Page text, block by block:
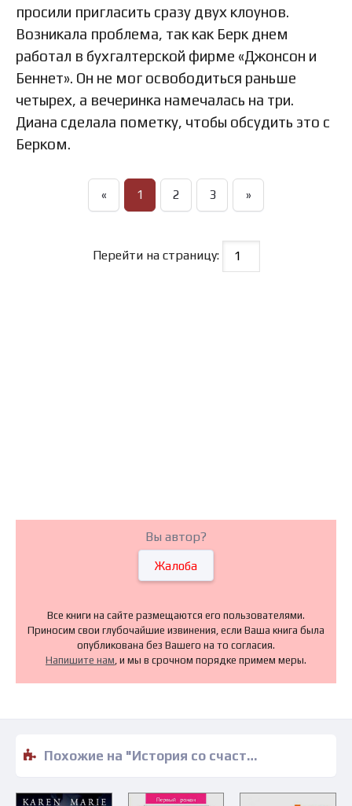
просили пригласить сразу двух клоунов.
Возникала проблема, так как Берк днем
работал в бухгалтерской фирме «Джонсон и
Беннет». Он не мог освободиться раньше
четырех, а вечеринка намечалась на три.
Диана сделала пометку, чтобы обсудить это с
Берком.
« 1 2 3 »
Перейти на страницу:
Вы автор?
Жалоба
Все книги на сайте размещаются его пользователями.
Приносим свои глубочайшие извинения, если Ваша книга была
опубликована без Вашего на то согласия.
Напишите нам, и мы в срочном порядке примем меры.
Похожие на "История со счастливым концом - Арлин Хейл" книги читать бесплатно полные версии